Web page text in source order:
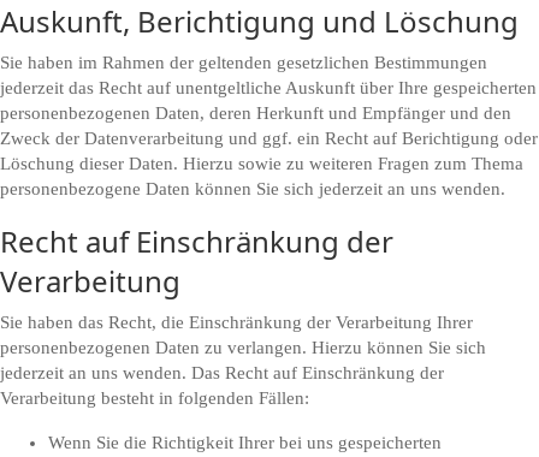
Auskunft, Berichtigung und Löschung
Sie haben im Rahmen der geltenden gesetzlichen Bestimmungen
jederzeit das Recht auf unentgeltliche Auskunft über Ihre gespeicherten
personenbezogenen Daten, deren Herkunft und Empfänger und den
Zweck der Datenverarbeitung und ggf. ein Recht auf Berichtigung oder
Löschung dieser Daten. Hierzu sowie zu weiteren Fragen zum Thema
personenbezogene Daten können Sie sich jederzeit an uns wenden.
Recht auf Einschränkung der
Verarbeitung
Sie haben das Recht, die Einschränkung der Verarbeitung Ihrer
personenbezogenen Daten zu verlangen. Hierzu können Sie sich
jederzeit an uns wenden. Das Recht auf Einschränkung der
Verarbeitung besteht in folgenden Fällen:
Wenn Sie die Richtigkeit Ihrer bei uns gespeicherten